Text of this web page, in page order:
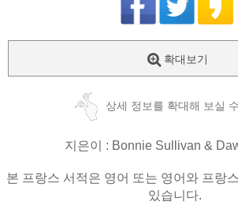
확대보기
상세 정보를 확대해 보실
지은이 : Bonnie Sullivan &
본 프랑스 서적은 영어 또는 영어와 프랑
있습니다.